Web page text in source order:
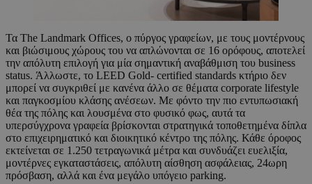
Τα The Landmark Offices, ο πύργος γραφείων, με τους μοντέρνους
και βιώσιμους χώρους του να απλώνονται σε 16 ορόφους, αποτελεί
την απόλυτη επιλογή για μία ση­μαντική αναβάθμιση του business
status. Άλλωστε, το LEED Gold- certified standards κτήριο δεν
μπορεί να συγκρι­θεί με κανένα άλλο σε θέματα corporate lifestyle
και παγκοσμίου κλάσης ανέσεων. Με φόντο την πιο εντυπωσιακή
θέα της πόλης και λουσμένα στο φυσικό φως, αυτά τα
υπερσύγχρονα γραφεία βρίσκονται στρατηγικά τοποθετημένα δίπλα
στο επι­χειρηματικό και διοικητικό κέντρο της πό­λης. Κάθε όροφος
εκτείνεται σε 1.250 τε­τραγωνικά μέτρα και συνδυάζει ευελιξία,
μοντέρνες εγκαταστάσεις, απόλυτη αίσθηση ασφάλειας, 24ωρη
πρό­σβαση, αλλά και ένα μεγά­λο υπόγειο parking.